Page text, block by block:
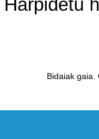
Harpidetu
Bidaiak